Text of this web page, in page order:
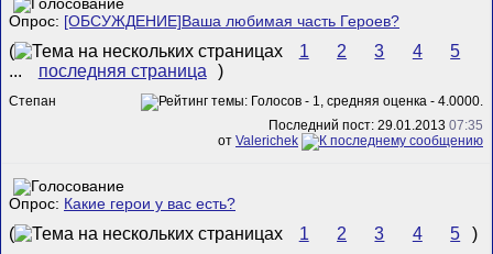
Опрос: [ОБСУЖДЕНИЕ]Ваша любимая часть Героев?
( 1 2 3 4
5
...
последняя страница )
Степан
Последний пост: 29.01.2013 07:35
от Valerichek
Опрос: Какие герои у вас есть?
( 1 2 3 4 5 )